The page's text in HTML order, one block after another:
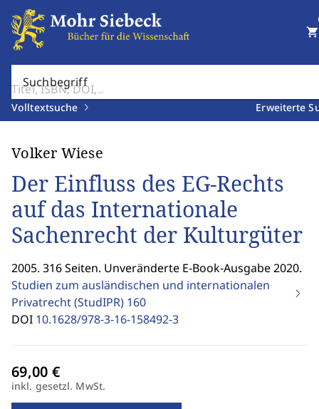
Suchbegriff
Volltextsuche Erweiterte
shopping_cart
Volker Wiese
Der Einfluss des EG-Rechts
auf das Internationale
Sachenrecht der Kulturgüter
2005. 316 Seiten. Unveränderte E-Book-Ausgabe 2020.
Studien zum ausländischen und internationalen
Privatrecht (StudIPR) 160
DOI 10.1628/978-3-16-158492-3
inkl. gesetzl. MwSt.